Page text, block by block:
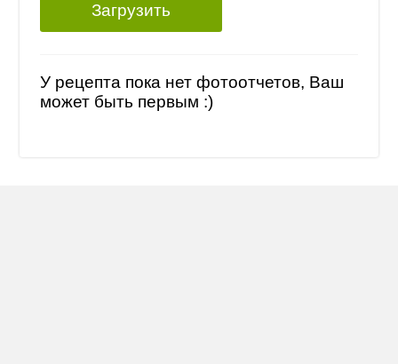
Загрузить
У рецепта пока нет фотоотчетов, Ваш
может быть первым :)